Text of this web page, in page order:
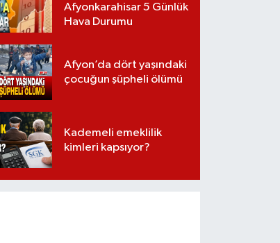
Afyonkarahisar 5 Günlük
Hava Durumu
Afyon’da dört yaşındaki
çocuğun şüpheli ölümü
Kademeli emeklilik
kimleri kapsıyor?